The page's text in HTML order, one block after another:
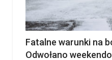
Fatalne warunki na
Odwołano